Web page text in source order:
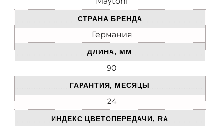
СТРАНА БРЕНДА
Германия
ДЛИНА, ММ
90
ГАРАНТИЯ, МЕСЯЦЫ
24
ИНДЕКС ЦВЕТОПЕРЕДАЧИ, RA